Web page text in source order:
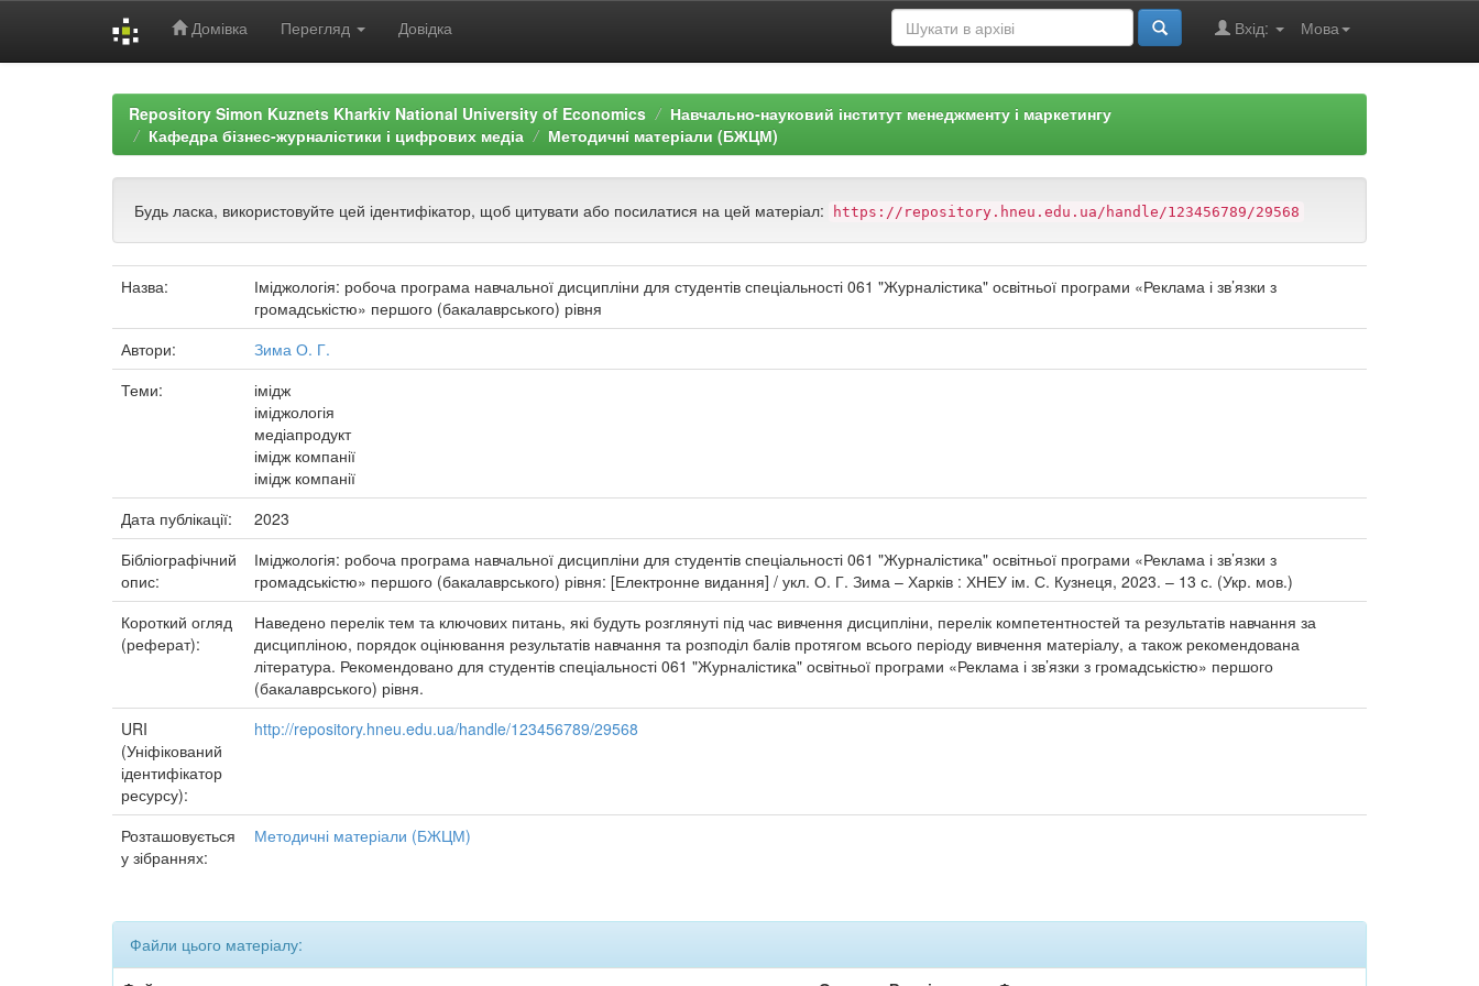
Домівка Перегляд Довідка Мова
Вхід:
Repository Simon Kuznets Kharkiv National University of Economics
Навчально-науковий інститут менеджменту і маркетингу
Кафедра бізнес-журналістики і цифрових медіа
Методичні матеріали (БЖЦМ)
Будь ласка, використовуйте цей ідентифікатор, щоб цитувати або посилатися на цей матеріал: https://repository.hneu.edu.ua/handle/123456789/29568
Назва:
Іміджологія: робоча програма навчальної дисципліни для студентів спеціальності 061 "Журналістика" освітньої програми «Реклама і зв’язки з
громадськістю» першого (бакалаврського) рівня
Автори:
Зима О. Г.
Теми:
імідж
іміджологія
медіапродукт
імідж компанії
імідж компанії
Дата публікації:
2023
Бібліографічний
опис:
Іміджологія: робоча програма навчальної дисципліни для студентів спеціальності 061 "Журналістика" освітньої програми «Реклама і зв’язки з
громадськістю» першого (бакалаврського) рівня: [Електронне видання] / укл. О. Г. Зима – Харків : ХНЕУ ім. С. Кузнеця, 2023. – 13 с. (Укр. мов.)
Короткий огляд
(реферат):
Наведено перелік тем та ключових питань, які будуть розглянуті під час вивчення дисципліни, перелік компетентностей та результатів навчання за
дисципліною, порядок оцінювання результатів навчання та розподіл балів протягом всього періоду вивчення матеріалу, а також рекомендована
література. Рекомендовано для студентів спеціальності 061 "Журналістика" освітньої програми «Реклама і зв’язки з громадськістю» першого
(бакалаврського) рівня.
URI
(Уніфікований
ідентифікатор
ресурсу):
http://repository.hneu.edu.ua/handle/123456789/29568
Розташовується
у зібраннях:
Методичні матеріали (БЖЦМ)
Файли цього матеріалу: